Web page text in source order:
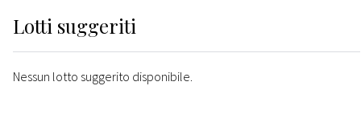
Lotti suggeriti
Nessun lotto suggerito disponibile.